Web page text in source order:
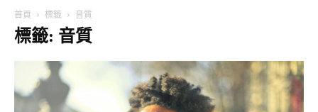
首頁 標籤 音質
標籤: 音質